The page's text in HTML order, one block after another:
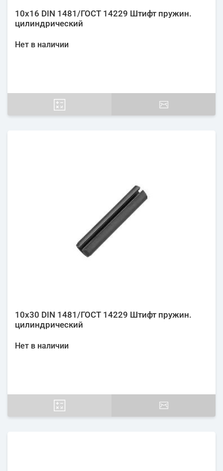
10х16 DIN 1481/ГОСТ 14229 Штифт пружин.
цилиндрический
Нет в наличии
10х30 DIN 1481/ГОСТ 14229 Штифт пружин.
цилиндрический
Нет в наличии